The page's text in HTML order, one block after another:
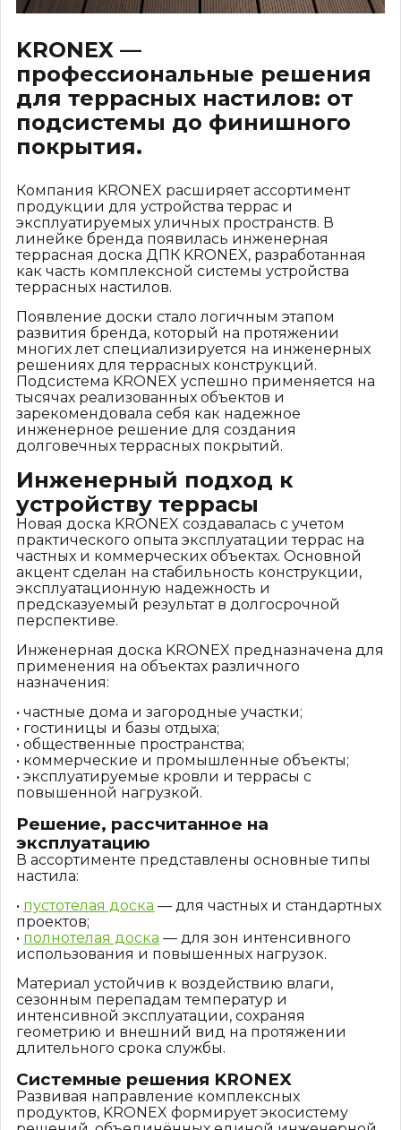
KRONEX —
профессиональные решения
для террасных настилов: от
подсистемы до финишного
покрытия.
Компания KRONEX расширяет ассортимент
продукции для устройства террас и
эксплуатируемых уличных пространств. В
линейке бренда появилась инженерная
террасная доска ДПК KRONEX, разработанная
как часть комплексной системы устройства
террасных настилов.
Появление доски стало логичным этапом
развития бренда, который на протяжении
многих лет специализируется на инженерных
решениях для террасных конструкций.
Подсистема KRONEX успешно применяется на
тысячах реализованных объектов и
зарекомендовала себя как надежное
инженерное решение для создания
долговечных террасных покрытий.
Инженерный подход к
устройству террасы
Новая доска KRONEX создавалась с учетом
практического опыта эксплуатации террас на
частных и коммерческих объектах. Основной
акцент сделан на стабильность конструкции,
эксплуатационную надежность и
предсказуемый результат в долгосрочной
перспективе.
Инженерная доска KRONEX предназначена для
применения на объектах различного
назначения:
• частные дома и загородные участки;
• гостиницы и базы отдыха;
• общественные пространства;
• коммерческие и промышленные объекты;
• эксплуатируемые кровли и террасы с
повышенной нагрузкой.
Решение, рассчитанное на
эксплуатацию
В ассортименте представлены основные типы
настила:
• пустотелая доска — для частных и стандартных
проектов;
• полнотелая доска — для зон интенсивного
использования и повышенных нагрузок.
Материал устойчив к воздействию влаги,
сезонным перепадам температур и
интенсивной эксплуатации, сохраняя
геометрию и внешний вид на протяжении
длительного срока службы.
Системные решения KRONEX
Развивая направление комплексных
продуктов, KRONEX формирует экосистему